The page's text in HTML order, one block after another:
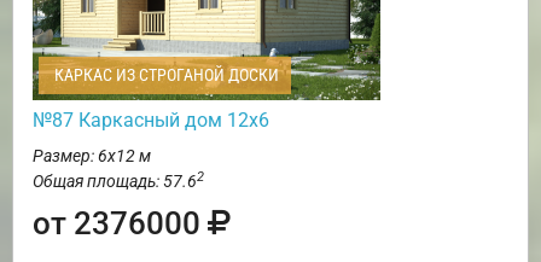
КАРКАС ИЗ СТРОГАНОЙ ДОСКИ
№87 Каркасный дом 12х6
Размер: 6х12 м
Общая площадь: 57.62
от 2376000